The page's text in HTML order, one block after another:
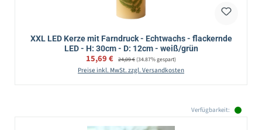
XXL LED Kerze mit Farndruck - Echtwachs - flackernde
LED - H: 30cm - D: 12cm - weiß/grün
Verkaufspreis:
15,69 € Regulärer Preis:
24,09 €(34.87% gespart)
Preise inkl. MwSt. zzgl. Versandkosten
Verfügbarkeit: